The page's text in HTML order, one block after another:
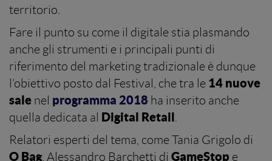
territorio.
Fare il punto su come il digitale stia plasmando
anche gli strumenti e i principali punti di
riferimento del marketing tradizionale è dunque
l’obiettivo posto dal Festival, che tra le 14 nuove
sale nel programma 2018 ha inserito anche
quella dedicata al Digital Retail
Relatori esperti del tema, come Tania Grigolo di
O Bag, Alessandro Barchetti di GameStop e